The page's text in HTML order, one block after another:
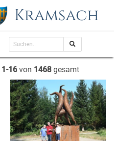
Kramsach
1-16 von 1468 gesamt